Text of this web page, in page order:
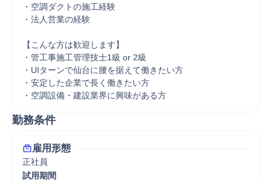
・空調ダクトの施工経験
・法人営業の経験
【こんな方は歓迎します】
・管工事施工管理技士1級 or 2級
・UIターンで仙台に腰を据えて働きたい方
・安定した企業で長く働きたい方
・空調設備・建設業界に興味がある方
勤務条件
雇用形態
正社員
試用期間